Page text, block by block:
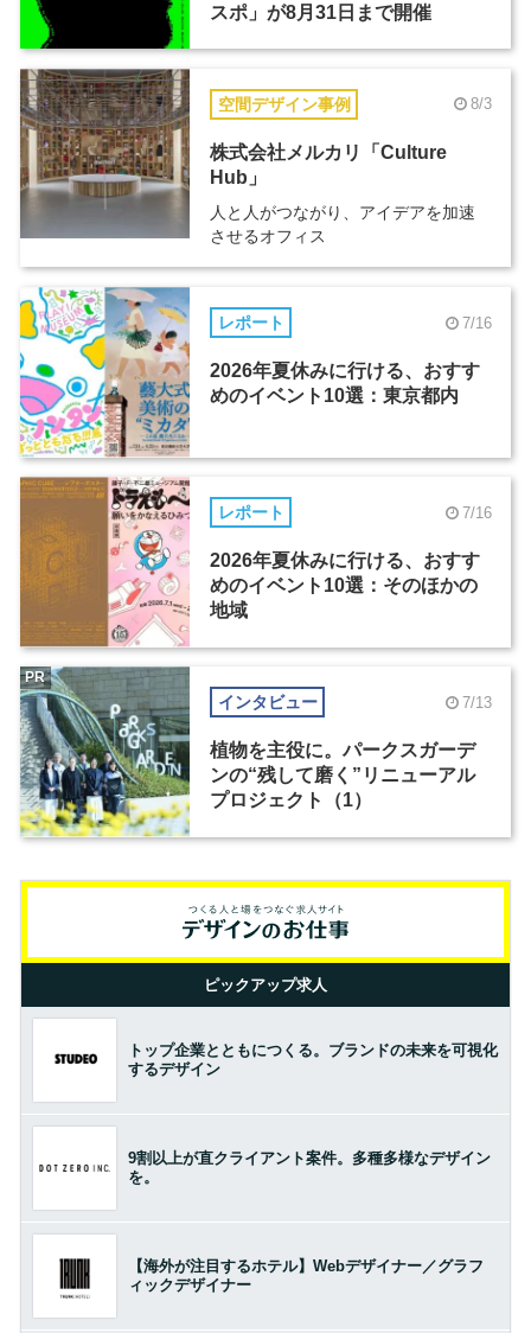
スポ」が8月31日まで開催
空間デザイン事例 8/3
株式会社メルカリ「Culture
Hub」
人と人がつながり、アイデアを加速
させるオフィス
レポート 7/16
2026年夏休みに行ける、おすす
めのイベント10選：東京都内
レポート 7/16
2026年夏休みに行ける、おすす
めのイベント10選：そのほかの
地域
インタビュー 7/13
植物を主役に。パークスガーデ
ンの“残して磨く”リニューアル
プロジェクト（1）
PR
ピックアップ求人
トップ企業とともにつくる。ブランドの未来を可視化
するデザイン
9割以上が直クライアント案件。多種多様なデザイン
を。
【海外が注目するホテル】Webデザイナー／グラフ
ィックデザイナー